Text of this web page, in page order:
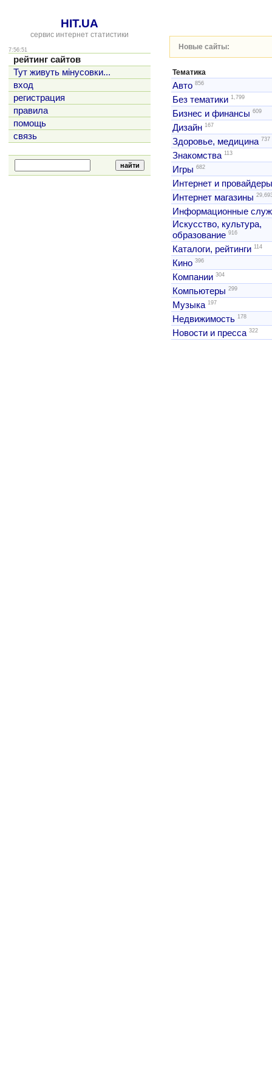
HIT.UA
сервис интернет статистики
7:56:51
рейтинг сайтов
Тут живуть мінусовки...
вход
регистрация
правила
помощь
связь
Новые сайты:
Тематика
Авто 856
Без тематики 1,799
Бизнес и финансы 609
Дизайн 167
Здоровье, медицина 737
Знакомства 113
Игры 682
Интернет и провайдеры
Интернет магазины
Информационные
Искусство, культура,
образование 916
Каталоги, рейтинги 114
Кино 396
Компании 304
Компьютеры 299
Музыка 197
Недвижимость 178
Новости и пресса 322